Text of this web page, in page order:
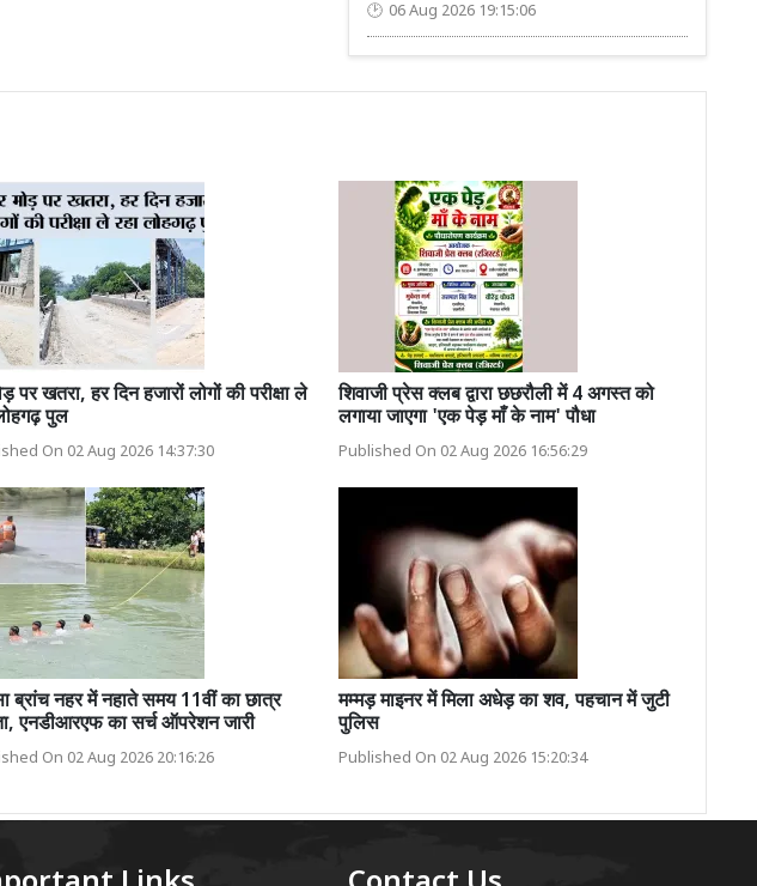
06 Aug 2026 19:15:06
पर खतरा, हर दिन हजारों लोगों की परीक्षा ले
पुल
On 02 Aug 2026 14:37:30
शिवाजी प्रेस क्लब द्वारा छछरौली में 4 अगस्त को
लगाया जाएगा 'एक पेड़ माँ के नाम' पौधा
Published On 02 Aug 2026 16:56:29
ब्रांच नहर में नहाते समय 11वीं का छात्र
एनडीआरएफ का सर्च ऑपरेशन जारी
On 02 Aug 2026 20:16:26
मम्मड़ माइनर में मिला अधेड़ का शव, पहचान में जुटी
पुलिस
Published On 02 Aug 2026 15:20:34